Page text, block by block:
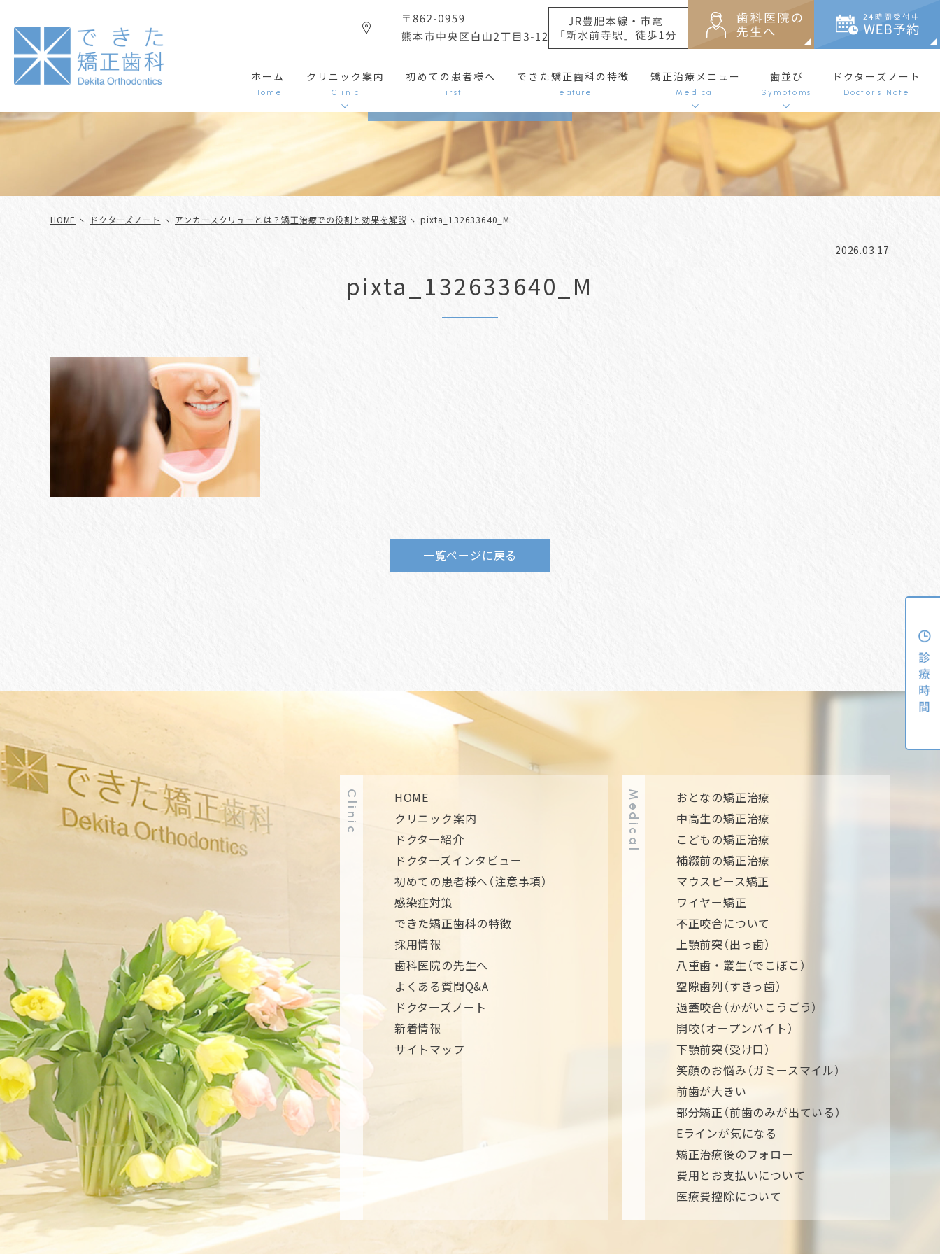
ホーム
Home
クリニック案内
Clinic
ドクター紹介
ドクターズインタビュー
感染症対策
歯科医院の先生へ
初めての患者様へ
First
できた矯正歯科の特徴
Feature
矯正治療メニュー
Medical
おとなの矯正治療
中高生の矯正治療
こどもの矯正治療
歯並び
Symptoms
不正咬合について
上顎前突（出っ歯）
八重歯・叢生（でこぼこ）
空隙歯列（すきっ歯）
過蓋咬合（かがいこうごう）
開咬（オープンバイト）
ドクターズノート
Doctor's Note
添付ファイル
HOME ドクターズノート アンカースクリューとは？矯正治療での役割と効果を解説 pixta_132633640_M
2026.03.17
pixta_132633640_M
一覧ページに戻る
Clinic
HOME
クリニック案内
ドクター紹介
ドクターズインタビュー
初めての患者様へ（注意事項）
感染症対策
できた矯正歯科の特徴
採用情報
歯科医院の先生へ
よくある質問Q&A
ドクターズノート
新着情報
サイトマップ
Medical
おとなの矯正治療
中高生の矯正治療
こどもの矯正治療
補綴前の矯正治療
マウスピース矯正
ワイヤー矯正
不正咬合について
上顎前突（出っ歯）
八重歯・叢生（でこぼこ）
空隙歯列（すきっ歯）
過蓋咬合（かがいこうごう）
開咬（オープンバイト）
下顎前突（受け口）
笑顔のお悩み（ガミースマイル）
前歯が大きい
部分矯正（前歯のみが出ている）
Eラインが気になる
矯正治療後のフォロー
費用とお支払いについて
医療費控除について